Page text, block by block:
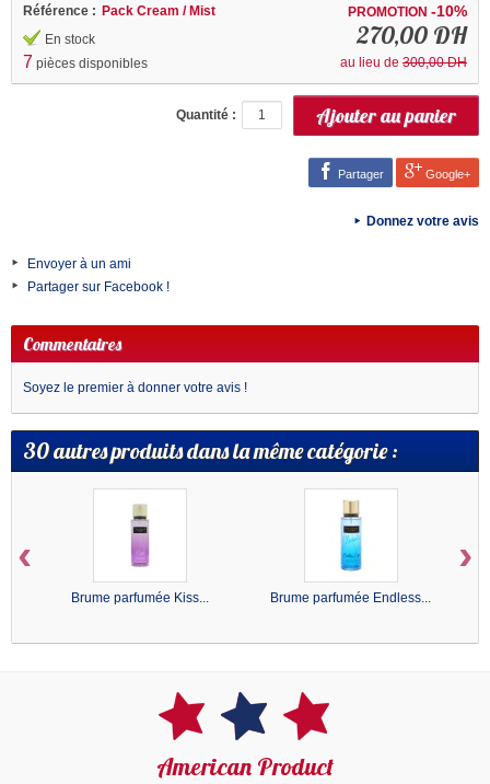
PROMOTION -10%
270,00 DH
au lieu de 300,00 DH
Référence : Pack Cream / Mist
En stock
7 pièces disponibles
Quantité :
Partager Google+
Donnez votre avis
Envoyer à un ami
Partager sur Facebook !
Commentaires
Soyez le premier à donner votre avis !
30 autres produits dans la même catégorie :
Brume parfumée Kiss... Brume parfumée Endless...
‹ ›
American Product